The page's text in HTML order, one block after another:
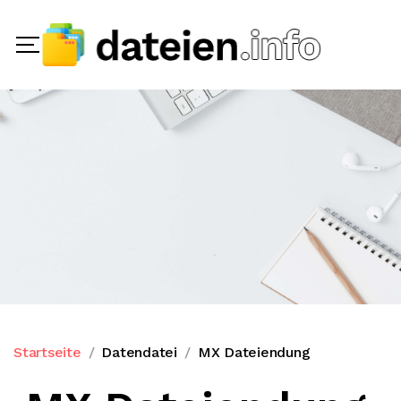
Startseite Datendatei MX Dateiendung